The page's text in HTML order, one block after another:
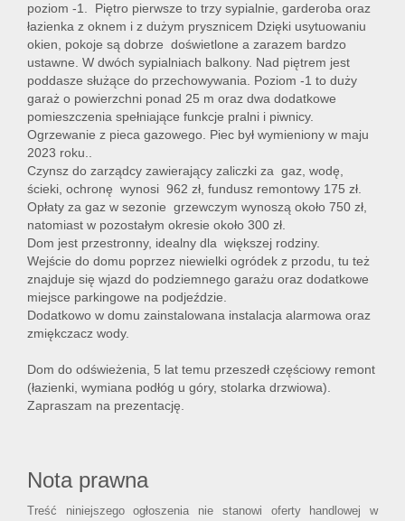
poziom -1. Piętro pierwsze to trzy sypialnie, garderoba oraz
łazienka z oknem i z dużym prysznicem Dzięki usytuowaniu
okien, pokoje są dobrze doświetlone a zarazem bardzo
ustawne. W dwóch sypialniach balkony. Nad piętrem jest
poddasze służące do przechowywania. Poziom -1 to duży
garaż o powierzchni ponad 25 m oraz dwa dodatkowe
pomieszczenia spełniające funkcje pralni i piwnicy.
Ogrzewanie z pieca gazowego. Piec był wymieniony w maju
2023 roku..
Czynsz do zarządcy zawierający zaliczki za gaz, wodę,
ścieki, ochronę wynosi 962 zł, fundusz remontowy 175 zł.
Opłaty za gaz w sezonie grzewczym wynoszą około 750 zł,
natomiast w pozostałym okresie około 300 zł.
Dom jest przestronny, idealny dla większej rodziny.
Wejście do domu poprzez niewielki ogródek z przodu, tu też
znajduje się wjazd do podziemnego garażu oraz dodatkowe
miejsce parkingowe na podjeździe.
Dodatkowo w domu zainstalowana instalacja alarmowa oraz
zmiękczacz wody.
Dom do odświeżenia, 5 lat temu przeszedł częściowy remont
(łazienki, wymiana podłóg u góry, stolarka drzwiowa).
Zapraszam na prezentację.
Nota prawna
Treść niniejszego ogłoszenia nie stanowi oferty handlowej w